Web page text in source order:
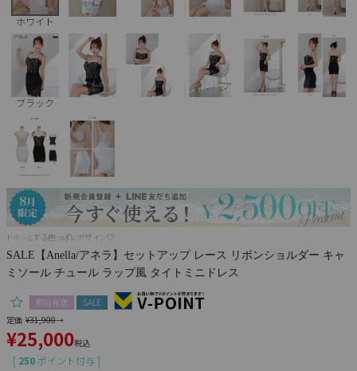
Rechercher
Pleaser
ホワイト
ブラック
ドキッとする色っぽいデザイン♡
SALE【Anella/アネラ】セットアップ レース リボンショルダー キャ
ミソール チュール ラップ風 タイトミニドレス
即日発送
SALE
定価 ¥31,900→
¥25,000税込
[ 250 ポイント付与 ]